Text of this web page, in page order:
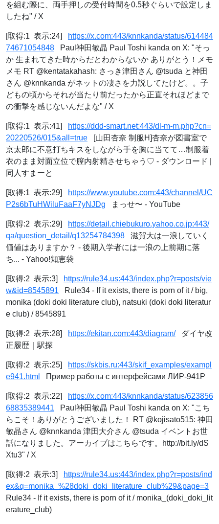
を組む際に、両手押しの受付時間を0.5秒ぐらいで設定しま
したね" / X
[取得:1 表示:24]
https://x.com:443/knnkanda/status/614484
74671054848 Paul神田敏晶 Paul Toshi kanda on X: "そっ
か 生まれてきた時からだとわからないか ありがとう！メモ
メモ RT @kentatakahash: さっき津田さん @tsuda と神田
さん @knnkanda がネットの凄さを力説してたけど。。子
どもの頃からそれが当たり前だったから正直それほどまで
の衝撃を感じないんだよな" / X
[取得:1 表示:41]
https://ddd-smart.net:443/dl-m-m.php?cn=
20220526/015&all=true [山田杏奈 制服H]杏奈が図書室で
京太郎に不意打ちキスをしながら手を胸に当てて…制服着
衣のまま対面立位で膣内射精させちゃう♡ - ダウンロード |
同人すまーと
[取得:1 表示:29]
https://www.youtube.com:443/channel/UC
P2s6bTuHWiluFaaF7yNJDg まっせ〜 - YouTube
[取得:2 表示:29]
https://detail.chiebukuro.yahoo.co.jp:443/
qa/question_detail/q13254784398 滋賀大は一浪していく
価値はありますか？ - 後期入学者には一浪の上前期に落
ち... - Yahoo!知恵袋
[取得:2 表示:3]
https://rule34.us:443/index.php?r=posts/vie
w&id=8545891 Rule34 - If it exists, there is porn of it / big,
monika (doki doki literature club), natsuki (doki doki literatur
e club) / 8545891
[取得:2 表示:28] https://ekitan.com:443/diagram/ダイヤ改
正履歴｜駅探
[取得:2 表示:25]
https://skbis.ru:443/skif_examples/exampl
e941.html
Пример работы с интерфейсами ЛИР-941Р
[取得:2 表示:22]
https://x.com:443/knnkanda/status/623856
68835389441 Paul神田敏晶 Paul Toshi kanda on X: "こち
らこそ！ありがとうございました！ RT @kojisato515: 神田
敏晶さん @knnkanda 津田大介さん @tsuda イベントお世
話になりました。アーカイブはこちらです。http://bit.ly/dS
Xtu3" / X
[取得:2 表示:3]
https://rule34.us:443/index.php?r=posts/ind
ex&q=monika_%28doki_doki_literature_club%29&page=3
Rule34 - If it exists, there is porn of it / monika_(doki_doki_lit
erature_club)